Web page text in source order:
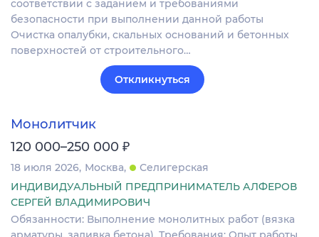
соответствии с заданием и требованиями
безопасности при выполнении данной работы
Очистка опалубки, скальных оснований и бетонных
поверхностей от строительного…
Откликнуться
Монолитчик
120 000–250 000 ₽
18 июля 2026 Москва
Селигерская
ИНДИВИДУАЛЬНЫЙ ПРЕДПРИНИМАТЕЛЬ АЛФЕРОВ
СЕРГЕЙ ВЛАДИМИРОВИЧ
Обязанности: Выполнение монолитных работ (вязка